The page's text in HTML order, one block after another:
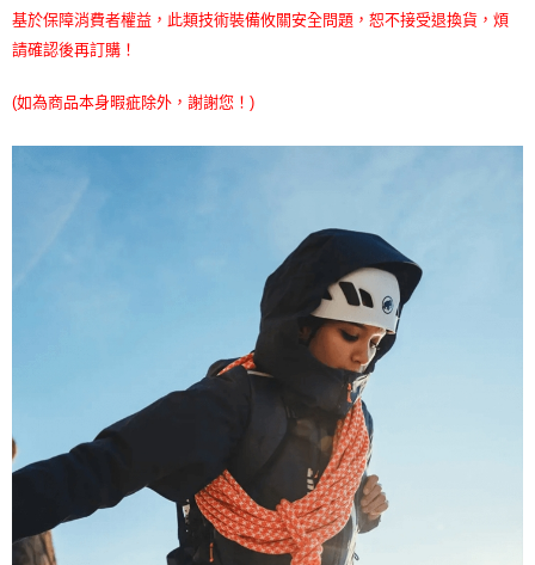
基於保障消費者權益，此類技術裝備攸關安全問題，恕不接受退換貨，煩
請確認後再訂購！
(如為商品本身暇疵除外，謝謝您！)